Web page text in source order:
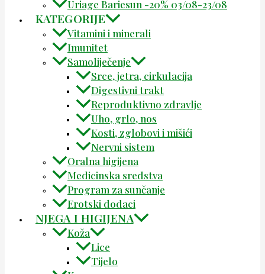
Uriage Bariesun -20% 03/08-23/08
KATEGORIJE
Vitamini i minerali
Imunitet
Samoliječenje
Srce, jetra, cirkulacija
Digestivni trakt
Reproduktivno zdravlje
Uho, grlo, nos
Kosti, zglobovi i mišići
Nervni sistem
Oralna higijena
Medicinska sredstva
Program za sunčanje
Erotski dodaci
NJEGA I HIGIJENA
Koža
Lice
Tijelo